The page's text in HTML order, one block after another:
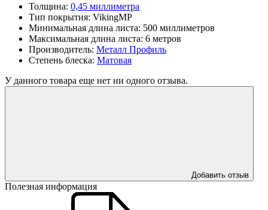
Толщина: 0,45 миллиметра
Тип покрытия: VikingMP
Минимальная длина листа: 500 миллиметров
Максимальная длина листа: 6 метров
Производитель: Металл Профиль
Степень блеска: Матовая
У данного товара еще нет ни одного отзыва.
Добавить отзыв
Полезная информация